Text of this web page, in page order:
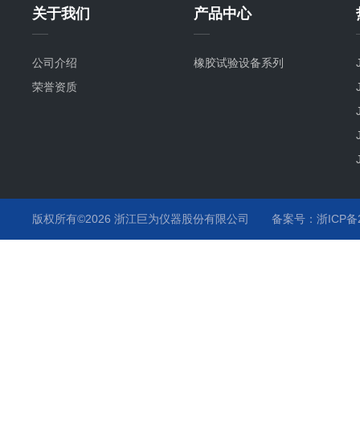
关于我们
公司介绍
荣誉资质
产品中心
橡胶试验设备系列
版权所有©2026 浙江巨为仪器股份有限公司 备案号：浙ICP